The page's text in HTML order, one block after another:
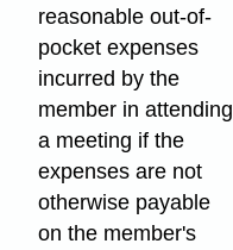
reasonable out-of-
pocket expenses
incurred by the
member in attending
a meeting if the
expenses are not
otherwise payable
on the member's